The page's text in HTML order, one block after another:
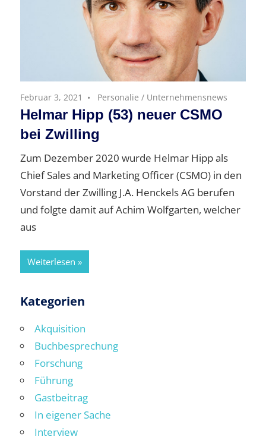
Februar 3, 2021 Personalie / Unternehmensnews
Helmar Hipp (53) neuer CSMO
bei Zwilling
Zum Dezember 2020 wurde Helmar Hipp als
Chief Sales and Marketing Officer (CSMO) in den
Vorstand der Zwilling J.A. Henckels AG berufen
und folgte damit auf Achim Wolfgarten, welcher
aus
Weiterlesen
Kategorien
Akquisition
Buchbesprechung
Forschung
Führung
Gastbeitrag
In eigener Sache
Interview